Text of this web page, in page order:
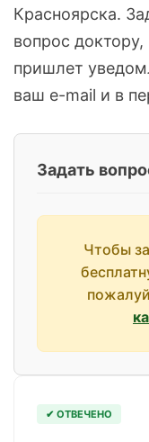
Красноярска.
вопрос
пришлет
ваш e-mail и в
Задать
Чтобы
✔ ОТВЕЧЕНО